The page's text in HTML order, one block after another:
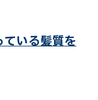
いる髪質を